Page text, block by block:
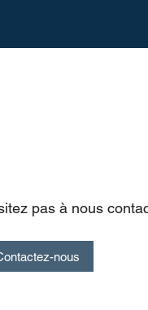
pas à nous
nous